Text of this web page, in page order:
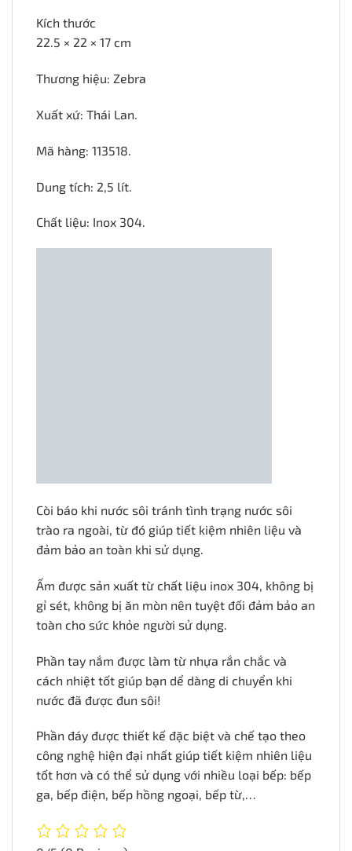
Kích thước
22.5 × 22 × 17 cm
Thương hiệu: Zebra
Xuất xứ: Thái Lan.
Mã hàng: 113518.
Dung tích: 2,5 lít.
Chất liệu: Inox 304.
Còi báo khi nước sôi tránh tình trạng nước sôi
trào ra ngoài, từ đó giúp tiết kiệm nhiên liệu và
đảm bảo an toàn khi sử dụng.
Ấm được sản xuất từ chất liệu inox 304, không bị
gỉ sét, không bị ăn mòn nên tuyệt đối đảm bảo an
toàn cho sức khỏe người sử dụng.
Phần tay nắm được làm từ nhựa rắn chắc và
cách nhiệt tốt giúp bạn dể dàng di chuyển khi
nước đã được đun sôi!
Phần đáy được thiết kế đặc biệt và chế tạo theo
công nghệ hiện đại nhất giúp tiết kiệm nhiên liệu
tốt hơn và có thể sử dụng với nhiều loại bếp: bếp
ga, bếp điện, bếp hồng ngoại, bếp từ,…